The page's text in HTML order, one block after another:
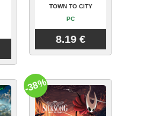
TOWN TO CITY
PC
8.19 €
-38%